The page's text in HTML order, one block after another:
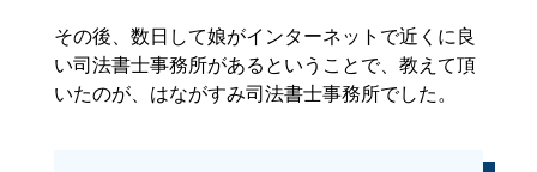
その後、数日して娘がインターネットで近くに良
い司法書士事務所があるということで、教えて頂
いたのが、はながすみ司法書士事務所でした。